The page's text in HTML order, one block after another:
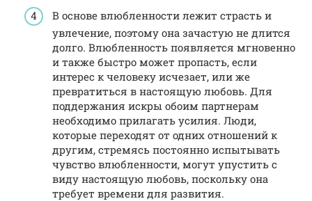
В основе влюбленности лежит страсть и
увлечение, поэтому она зачастую не длится
долго. Влюбленность появляется мгновенно
и также быстро может пропасть, если
интерес к человеку исчезает, или же
превратиться в настоящую любовь. Для
поддержания искры обоим партнерам
необходимо прилагать усилия. Люди,
которые переходят от одних отношений к
другим, стремясь постоянно испытывать
чувство влюбленности, могут упустить с
виду настоящую любовь, поскольку она
требует времени для развития.